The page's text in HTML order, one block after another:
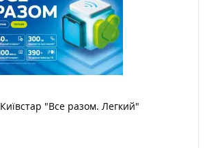
"Все разом. Легкий"